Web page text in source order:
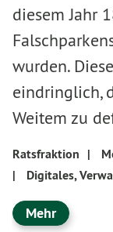
diesem Jahr
wurden.
eindringlich,
Weitem zu
Ratsfraktion |
|
Digitales,
Mehr